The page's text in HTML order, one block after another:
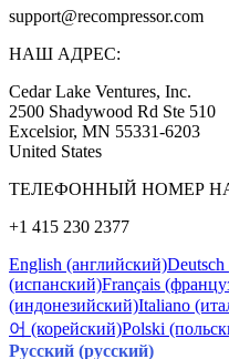
support@recompressor.com
НАШ АДРЕС:
Cedar Lake Ventures, Inc.
2500 Shadywood Rd Ste 510
Excelsior, MN 55331-6203
United States
ТЕЛЕФОННЫЙ НОМЕР
+1 415 230 2377
English (английский)
(испанский)Français
(индонезийский)Italiano
어 (корейский)Polski
Русский (русский)